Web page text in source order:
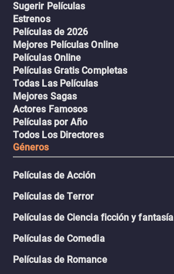
Sugerir Películas
Estrenos
Películas de 2026
Mejores Películas Online
Películas Online
Películas Gratis Completas
Todas Las Películas
Mejores Sagas
Actores Famosos
Películas por Año
Todos Los Directores
Géneros
Películas de Acción
Películas de Terror
Películas de Ciencia ficción y fantasía
Películas de Comedia
Películas de Romance